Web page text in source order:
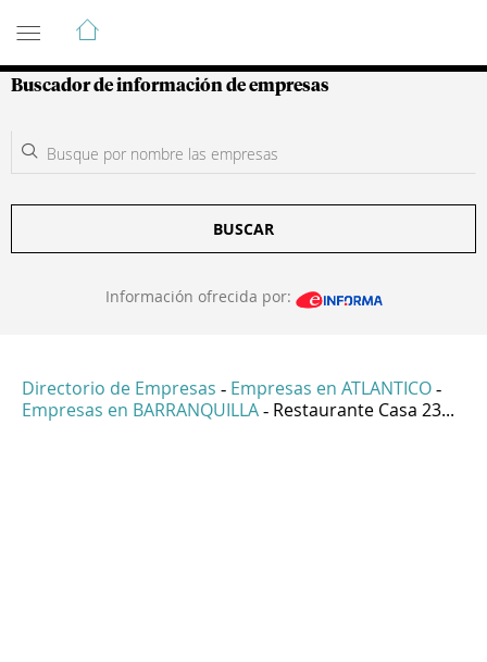
Guía de Empresas Colombianas
Buscador de información de empresas
BUSCAR
Información ofrecida por:
Directorio de Empresas - Empresas en ATLANTICO -
Empresas en BARRANQUILLA - Restaurante Casa 23...